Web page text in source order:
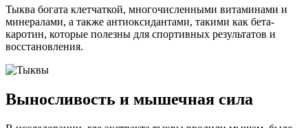
Тыква богата клетчаткой, многочисленными витаминами и
минералами, а также антиоксидантами, такими как бета-
каротин, которые полезны для спортивных результатов и
восстанов­ления.
Выносливость и мышечная сила